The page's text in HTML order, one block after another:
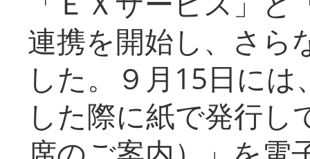
連携を開始し、さら
した。９月15日に
した際に紙で発行し